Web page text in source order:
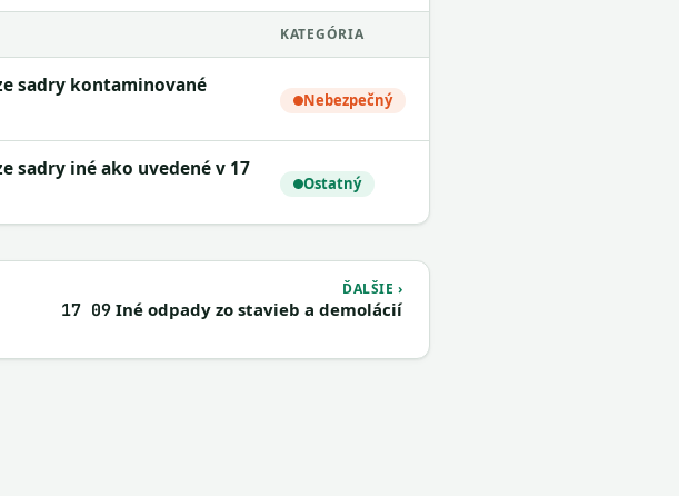
KATEGÓRIA
Nebezpečný
Ostatný
ĎALŠIE ›
17 09 Iné odpady zo stavieb a demolácií